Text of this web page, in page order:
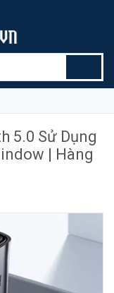
5.0 Sử Dụng
| Hàng